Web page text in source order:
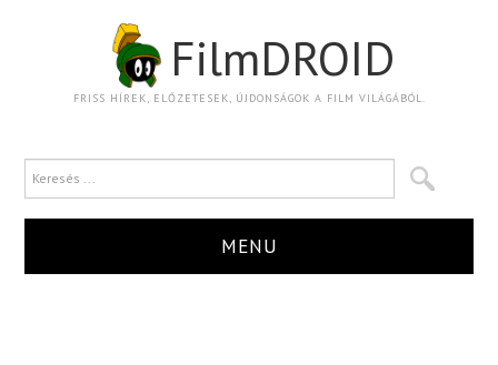
FilmDROID
FRISS HÍREK, ELŐZETESEK, ÚJDONSÁGOK A FILM VILÁGÁBÓL.
MENU